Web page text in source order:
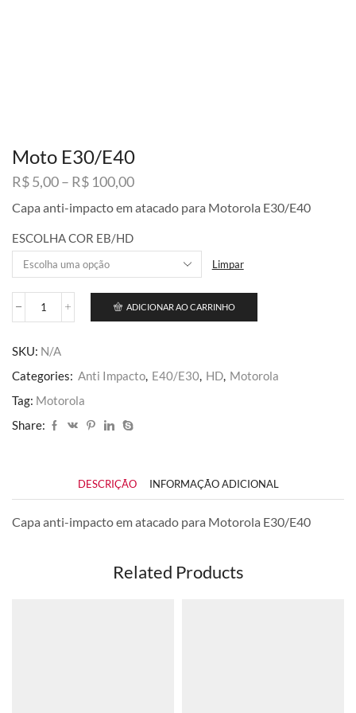
Moto E30/E40
R$5,00– R$ 100,00Faixa
preço:
através
R$ 100,00
Capa anti-impacto em atacado para Motorola E30/E40
ESCOLHA COR EB/HD
Limpar
Moto
ADICIONAR AO CARRINHO
SKU: N/A
Categories: Anti Impacto, E40/E30, HD, Motorola
Tag: Motorola
Share:
DESCRIÇÃO INFORMAÇÃO ADICIONAL
Capa anti-impacto em atacado para Motorola E30/E40
Related Products